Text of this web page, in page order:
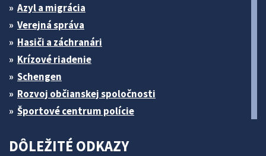
Azyl a migrácia
Verejná správa
Hasiči a záchranári
Krízové riadenie
Schengen
Rozvoj občianskej spoločnosti
Športové centrum polície
DÔLEŽITÉ ODKAZY